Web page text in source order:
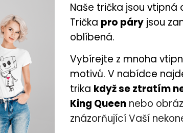
Naše trička jsou vtipná
Trička pro páry jsou
oblíbená.
Vybírejte z mnoha
motivů. V nabídce
trika když se ztratím
King Queen nebo
znázorňující Vaší